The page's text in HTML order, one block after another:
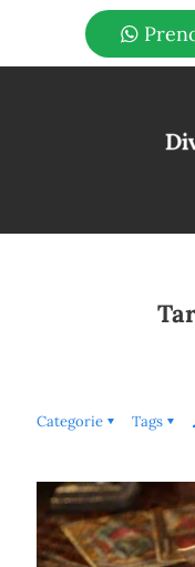
Categorie Tags